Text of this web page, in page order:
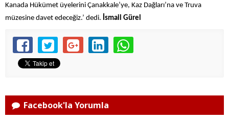
Kanada Hükümet üyelerini Çanakkale’ye, Kaz Dağları’na ve Truva
müzesine davet edeceğiz.’ dedi. İsmail Gürel
Facebook'la Yorumla